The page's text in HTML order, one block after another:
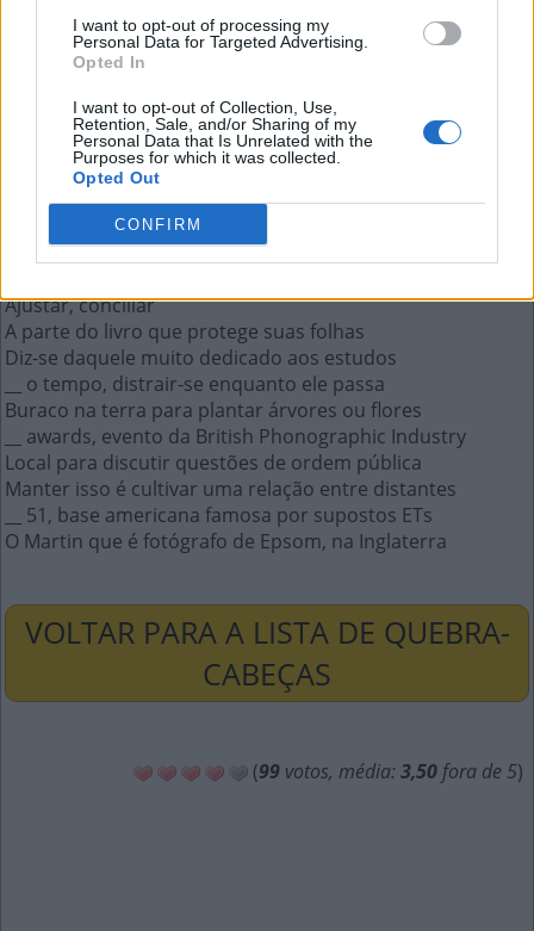
I want to opt-out of processing my
Personal Data for Targeted Advertising.
Opted In
I want to opt-out of Collection, Use,
Retention, Sale, and/or Sharing of my
Personal Data that Is Unrelated with the
Purposes for which it was collected.
Opted Out
CONFIRM
A resposta a esta pergunta:
O V A
Mais respostas deste quebra-cabeça:
No dito popular, "__ e vigiai"
Band-__, curativo adesivo (ing.)
"__ num país tropical, abençoado por Deus"
Ajustar, conciliar
A parte do livro que protege suas folhas
Diz-se daquele muito dedicado aos estudos
__ o tempo, distrair-se enquanto ele passa
Buraco na terra para plantar árvores ou flores
__ awards, evento da British Phonographic Industry
Local para discutir questões de ordem pública
Manter isso é cultivar uma relação entre distantes
__ 51, base americana famosa por supostos ETs
O Martin que é fotógrafo de Epsom, na Inglaterra
VOLTAR PARA A LISTA DE QUEBRA-
CABEÇAS
(99 votos, média: 3,50 fora de 5)